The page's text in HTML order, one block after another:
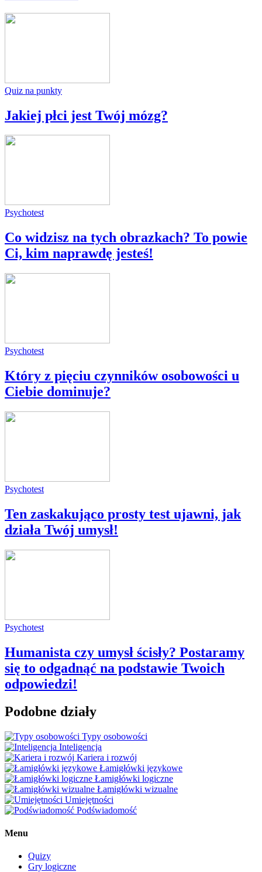
Quiz na punkty
Jakiej płci jest Twój mózg?
Psychotest
Co widzisz na tych obrazkach? To powie
Ci, kim naprawdę jesteś!
Psychotest
Który z pięciu czynników osobowości u
Ciebie dominuje?
Psychotest
Ten zaskakująco prosty test ujawni, jak
działa Twój umysł!
Psychotest
Humanista czy umysł ścisły? Postaramy
się to odgadnąć na podstawie Twoich
odpowiedzi!
Podobne działy
Typy osobowości
Inteligencja
Kariera i rozwój
Łamigłówki językowe
Łamigłówki logiczne
Łamigłówki wizualne
Umiejętności
Podświadomość
Menu
Quizy
Gry logiczne